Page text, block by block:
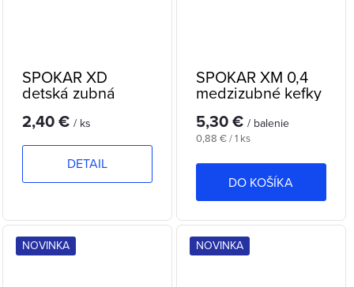
SPOKAR XD
detská zubná
2,40 € / ks
DETAIL
SPOKAR XM 0,4
medzizubné kefky
5,30 € / balenie
Jednotková
0,88 € / 1 ks
DO KOŠÍKA
NOVINKA NOVINKA